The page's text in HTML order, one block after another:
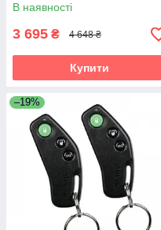
В наявності
3 695 ₴ 4 648 ₴
Купити
–19%